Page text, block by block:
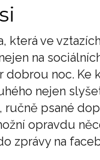
která ve
na
dobrou noc. Ke
nejen
ručně psané
opravdu
zprávy na